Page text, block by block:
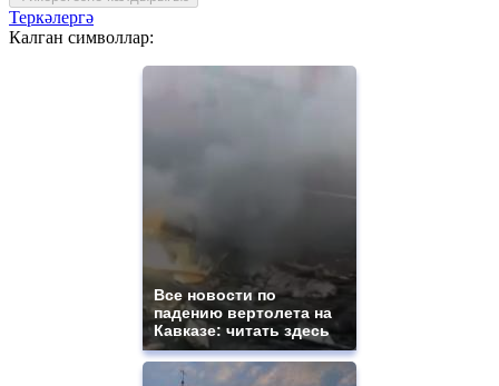
Теркәлергә
Калган символлар:
Все новости по
падению вертолета на
Кавказе: читать здесь